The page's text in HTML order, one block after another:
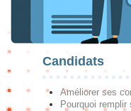
Candidats
Améliorer ses
Pourquoi